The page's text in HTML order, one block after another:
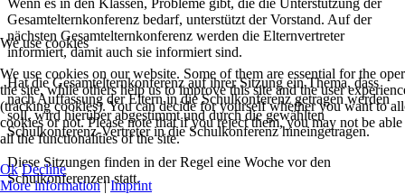
Wenn es in den Klassen, Probleme gibt, die die Unterstützung der
Gesamtelternkonferenz bedarf, unterstützt der Vorstand. Auf der
nächsten Gesamtelternkonferenz werden die Elternvertreter
informiert, damit auch sie informiert sind.
Hat die Gesamtelternkonferenz auf ihrer Sitzung ein Thema, dass
nach Auffassung der Eltern in die Schulkonferenz getragen werden
soll, wird hierüber abgestimmt und durch die gewählten
Schulkonferenz-Vertreter in die Schulkonferenz hineingetragen.
Diese Sitzungen finden in der Regel eine Woche vor den
Schulkonferenzen statt.
We use cookies
We use cookies on our website. Some of them are essential for the
the site, while others help us to improve this site and the user
(tracking cookies). You can decide for yourself whether you want to
cookies or not. Please note that if you reject them, you may not be able
all the functionalities of the site.
Ok Decline
More information|Imprint